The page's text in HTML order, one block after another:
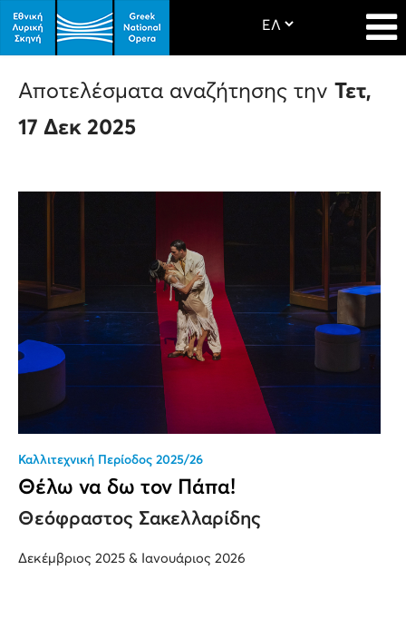
Αποτελέσματα αναζήτησης την Τετ,
17 Δεκ 2025
Καλλιτεχνική Περίοδος 2025/26
Θέλω να δω τον Πάπα!
Θεόφραστος Σακελλαρίδης
Δεκέμβριος 2025 & Ιανουάριος 2026